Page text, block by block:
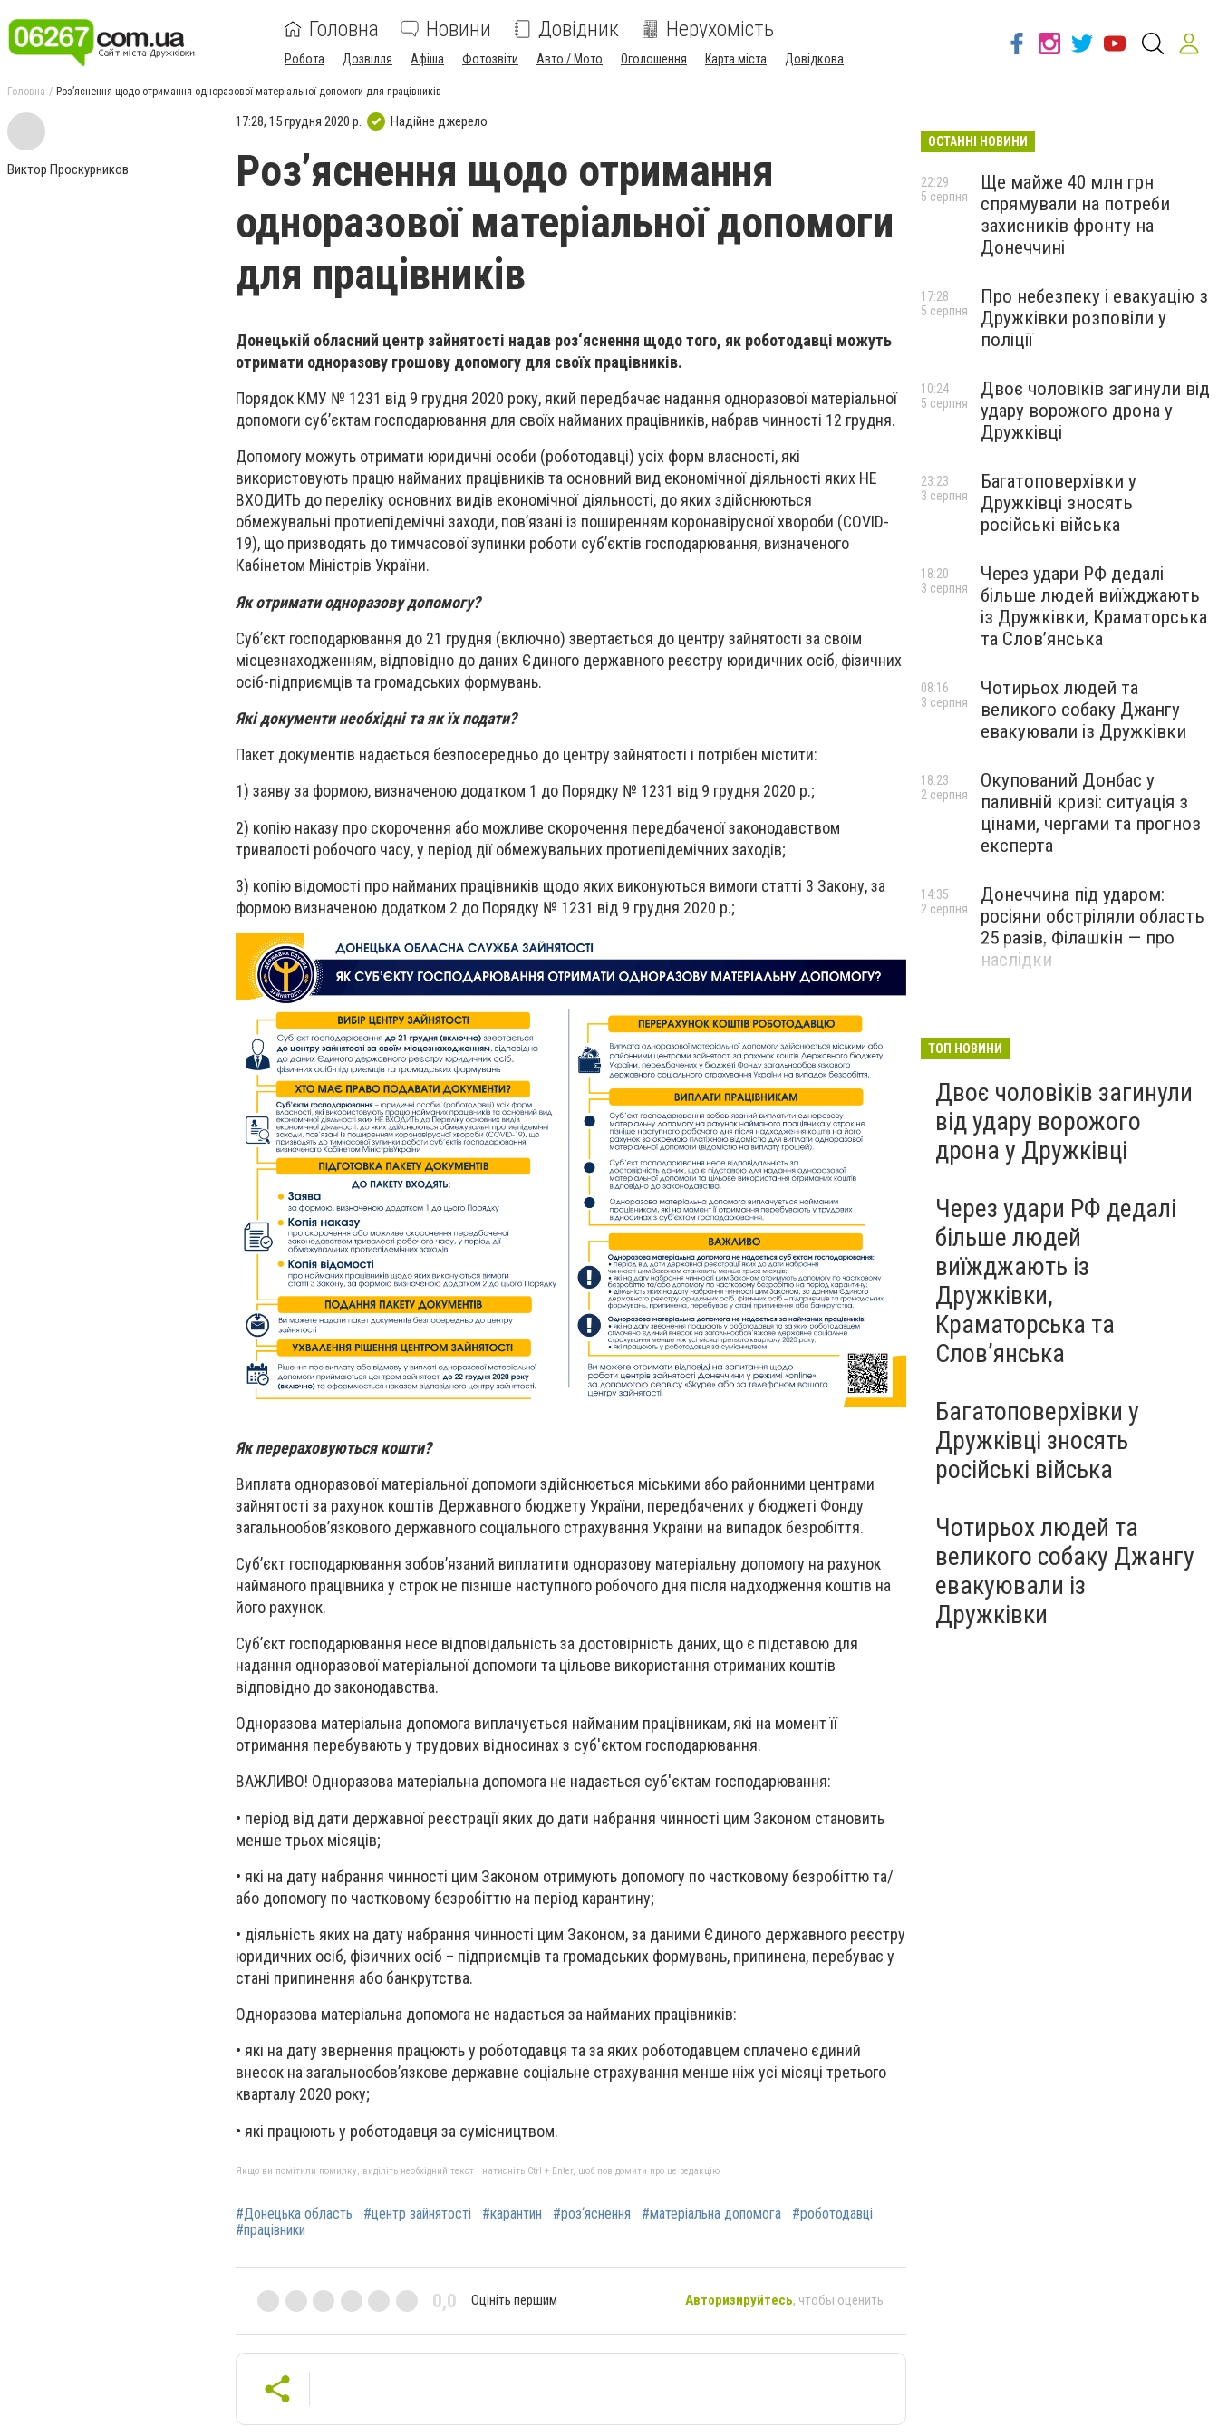
Головна Новини Довідник Нерухомість
Робота Дозвілля Афіша Фотозвіти Авто / Мото Оголошення Карта міста Довідкова
Головна Роз’яснення щодо отримання одноразової матеріальної допомоги для працівників
Виктор Проскурников
17:28, 15 грудня 2020 р. Надійне джерело
Роз’яснення щодо отримання
одноразової матеріальної допомоги
для працівників
Донецькій обласний центр зайнятості надав роз‘яснення щодо того, як роботодавці можуть
отримати одноразову грошову допомогу для своїх працівників.
Порядок КМУ № 1231 від 9 грудня 2020 року, який передбачає надання одноразової матеріальної
допомоги суб’єктам господарювання для своїх найманих працівників, набрав чинності 12 грудня.
Допомогу можуть отримати юридичні особи (роботодавці) усіх форм власності, які
використовують працю найманих працівників та основний вид економічної діяльності яких НЕ
ВХОДИТЬ до переліку основних видів економічної діяльності, до яких здійснюються
обмежувальні протиепідемічні заходи, пов’язані із поширенням коронавірусної хвороби (COVID-
19), що призводять до тимчасової зупинки роботи суб’єктів господарювання, визначеного
Кабінетом Міністрів України.
Як отримати одноразову допомогу?
Суб’єкт господарювання до 21 грудня (включно) звертається до центру зайнятості за своїм
місцезнаходженням, відповідно до даних Єдиного державного реєстру юридичних осіб, фізичних
осіб-підприємців та громадських формувань.
Які документи необхідні та як їх подати?
Пакет документів надається безпосередньо до центру зайнятості і потрібен містити:
1) заяву за формою, визначеною додатком 1 до Порядку № 1231 від 9 грудня 2020 р.;
2) копію наказу про скорочення або можливе скорочення передбаченої законодавством
тривалості робочого часу, у період дії обмежувальних протиепідемічних заходів;
3) копію відомості про найманих працівників щодо яких виконуються вимоги статті 3 Закону, за
формою визначеною додатком 2 до Порядку № 1231 від 9 грудня 2020 р.;
Як перераховуються кошти?
Виплата одноразової матеріальної допомоги здійснюється міськими або районними центрами
зайнятості за рахунок коштів Державного бюджету України, передбачених у бюджеті Фонду
загальнообов’язкового державного соціального страхування України на випадок безробіття.
Суб’єкт господарювання зобов’язаний виплатити одноразову матеріальну допомогу на рахунок
найманого працівника у строк не пізніше наступного робочого дня після надходження коштів на
його рахунок.
Суб’єкт господарювання несе відповідальність за достовірність даних, що є підставою для
надання одноразової матеріальної допомоги та цільове використання отриманих коштів
відповідно до законодавства.
Одноразова матеріальна допомога виплачується найманим працівникам, які на момент її
отримання перебувають у трудових відносинах з суб'єктом господарювання.
ВАЖЛИВО! Одноразова матеріальна допомога не надається суб'єктам господарювання:
• період від дати державної реєстрації яких до дати набрання чинності цим Законом становить
менше трьох місяців;
• які на дату набрання чинності цим Законом отримують допомогу по частковому безробіттю та/
або допомогу по частковому безробіттю на період карантину;
• діяльність яких на дату набрання чинності цим Законом, за даними Єдиного державного реєстру
юридичних осіб, фізичних осіб – підприємців та громадських формувань, припинена, перебуває у
стані припинення або банкрутства.
Одноразова матеріальна допомога не надається за найманих працівників:
• які на дату звернення працюють у роботодавця та за яких роботодавцем сплачено єдиний
внесок на загальнообов’язкове державне соціальне страхування менше ніж усі місяці третього
кварталу 2020 року;
• які працюють у роботодавця за сумісництвом.
Якщо ви помітили помилку, виділіть необхідний текст і натисніть Ctrl + Enter, щоб повідомити про це редакцію
#Донецька область #центр зайнятості #карантин #роз‘яснення #матеріальна допомога
#роботодавці
#працівники
0,0 Оцініть першим Авторизируйтесь, чтобы оценить
ОСТАННІ НОВИНИ
Ще майже 40 млн грн
спрямували на потреби
захисників фронту на
Донеччині
22:29
5 серпня
Про небезпеку і евакуацію з
Дружківки розповіли у
поліції
17:28
5 серпня
Двоє чоловіків загинули від
удару ворожого дрона у
Дружківці
10:24
5 серпня
Багатоповерхівки у
Дружківці зносять
російські війська
23:23
3 серпня
Через удари РФ дедалі
більше людей виїжджають
із Дружківки, Краматорська
та Слов’янська
18:20
3 серпня
Чотирьох людей та
великого собаку Джангу
евакуювали із Дружківки
08:16
3 серпня
Окупований Донбас у
паливній кризі: ситуація з
цінами, чергами та прогноз
експерта
18:23
2 серпня
Донеччина під ударом:
росіяни обстріляли область
25 разів, Філашкін — про
наслідки
14:35
2 серпня
ТОП НОВИНИ
Двоє чоловіків загинули
від удару ворожого
дрона у Дружківці
Через удари РФ дедалі
більше людей
виїжджають із
Дружківки,
Краматорська та
Слов’янська
Багатоповерхівки у
Дружківці зносять
російські війська
Чотирьох людей та
великого собаку Джангу
евакуювали із
Дружківки